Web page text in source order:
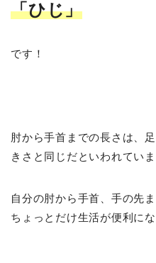
「ひじ」
です！
肘から手首までの長さは、
きさと同じだといわれていま
自分の肘から手首、手の先
ちょっとだけ生活が便利にな